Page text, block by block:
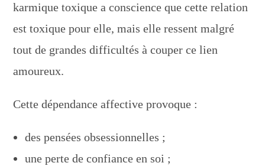
karmique toxique a conscience que cette relation
est toxique pour elle, mais elle ressent malgré
tout de grandes difficultés à couper ce lien
amoureux.
Cette dépendance affective provoque :
des pensées obsessionnelles ;
une perte de confiance en soi ;